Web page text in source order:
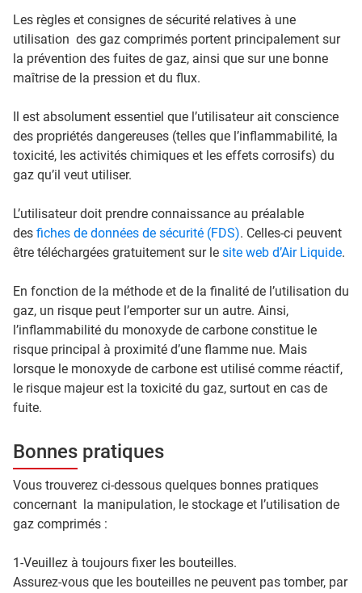
Les règles et consignes de sécurité relatives à une
utilisation des gaz comprimés portent principalement sur
la prévention des fuites de gaz, ainsi que sur une bonne
maîtrise de la pression et du flux.
Il est absolument essentiel que l’utilisateur ait conscience
des propriétés dangereuses (telles que l’inflammabilité, la
toxicité, les activités chimiques et les effets corrosifs) du
gaz qu’il veut utiliser.
L’utilisateur doit prendre connaissance au préalable
des fiches de données de sécurité (FDS). Celles-ci peuvent
être téléchargées gratuitement sur le site web d’Air Liquide.
En fonction de la méthode et de la finalité de l’utilisation du
gaz, un risque peut l’emporter sur un autre. Ainsi,
l’inflammabilité du monoxyde de carbone constitue le
risque principal à proximité d’une flamme nue. Mais
lorsque le monoxyde de carbone est utilisé comme réactif,
le risque majeur est la toxicité du gaz, surtout en cas de
fuite.
Bonnes pratiques
Vous trouverez ci-dessous quelques bonnes pratiques
concernant la manipulation, le stockage et l’utilisation de
gaz comprimés :
1-Veuillez à toujours fixer les bouteilles.
Assurez-vous que les bouteilles ne peuvent pas tomber, par